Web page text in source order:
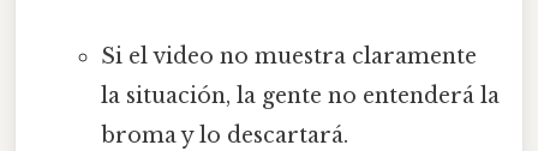
Si el video no muestra claramente
la situación, la gente no entenderá la
broma y lo descartará.